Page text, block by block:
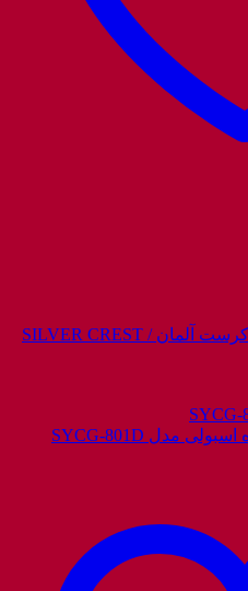
گوشتکوب سه کاره اصلی سیلور کرست آلمان / SILVER CREST